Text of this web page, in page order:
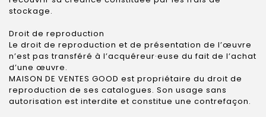
stockage.
Droit de reproduction
Le droit de reproduction et de présentation de l’œuvre
n’est pas transféré à l’acquéreur·euse du fait de l’achat
d’une œuvre.
MAISON DE VENTES GOOD est propriétaire du droit de
reproduction de ses catalogues. Son usage sans
autorisation est interdite et constitue une contrefaçon.